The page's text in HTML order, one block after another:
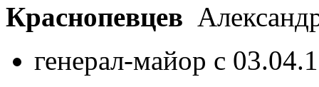
Краснопевцев
генерал-майор с